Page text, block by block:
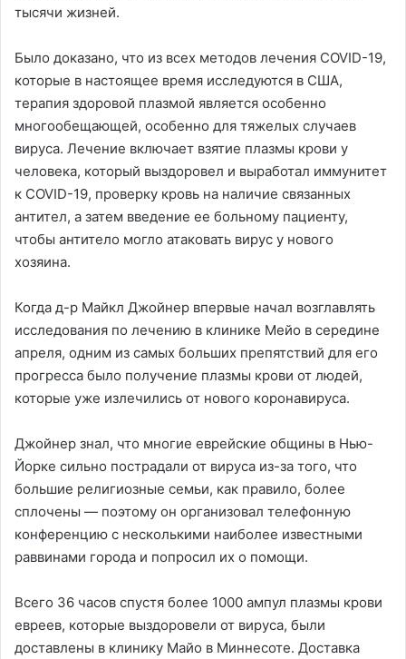
тысячи жизней.
Было доказано, что из всех методов лечения COVID-19,
которые в настоящее время исследуются в США,
терапия здоровой плазмой является особенно
многообещающей, особенно для тяжелых случаев
вируса. Лечение включает взятие плазмы крови у
человека, который выздоровел и выработал иммунитет
к COVID-19, проверку кровь на наличие связанных
антител, а затем введение ее больному пациенту,
чтобы антитело могло атаковать вирус у нового
хозяина.
Когда д-р Майкл Джойнер впервые начал возглавлять
исследования по лечению в клинике Мейо в середине
апреля, одним из самых больших препятствий для его
прогресса было получение плазмы крови от людей,
которые уже излечились от нового коронавируса.
Джойнер знал, что многие еврейские общины в Нью-
Йорке сильно пострадали от вируса из-за того, что
большие религиозные семьи, как правило, более
сплочены — поэтому он организовал телефонную
конференцию с несколькими наиболее известными
раввинами города и попросил их о помощи.
Всего 36 часов спустя более 1000 ампул плазмы крови
евреев, которые выздоровели от вируса, были
доставлены в клинику Майо в Миннесоте. Доставка